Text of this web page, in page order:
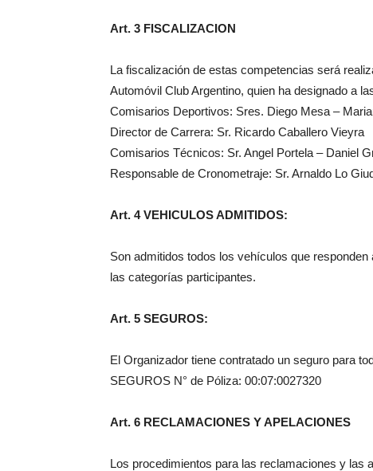
Art. 3 FISCALIZACION
La fiscalización de estas competencias será
Automóvil Club Argentino, quien ha designado a
Comisarios Deportivos: Sres. Diego Mesa –
Director de Carrera: Sr. Ricardo Caballero Vieyra
Comisarios Técnicos: Sr. Angel Portela – Daniel
Responsable de Cronometraje: Sr. Arnaldo Lo
Art. 4 VEHICULOS ADMITIDOS:
Son admitidos todos los vehículos que
las categorías participantes.
Art. 5 SEGUROS:
El Organizador tiene contratado un seguro para
SEGUROS N° de Póliza: 00:07:0027320
Art. 6 RECLAMACIONES Y APELACIONES
Los procedimientos para las reclamaciones y las